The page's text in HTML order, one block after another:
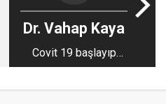
Dr. Vahap Kaya
Covit 19 başlayıp
bitirmek